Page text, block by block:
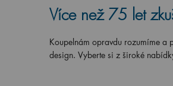
Více než 75 let
Koupelnám opravdu rozumíme a
design. Vyberte si z široké